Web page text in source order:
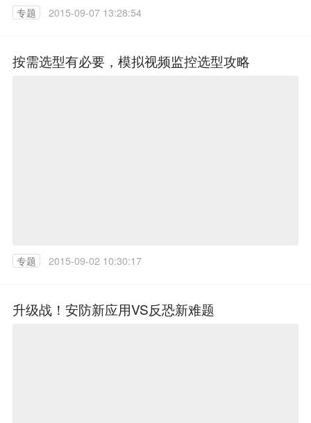
专题 2015-09-07 13:28:54
按需选型有必要，模拟视频监控选型攻略
专题 2015-09-02 10:30:17
升级战！安防新应用VS反恐新难题